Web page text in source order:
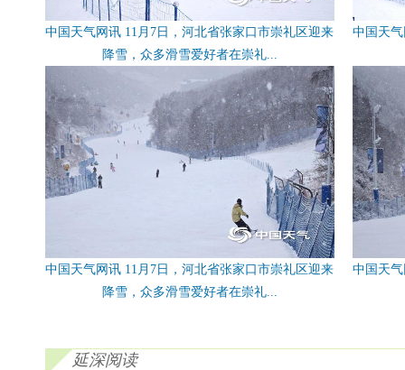
中国天气网讯 11月7日，河北省张家口市崇礼区迎来
降雪，众多滑雪爱好者在崇礼...
中国天
中国天气网讯 11月7日，河北省张家口市崇礼区迎来
降雪，众多滑雪爱好者在崇礼...
中国天
延深阅读